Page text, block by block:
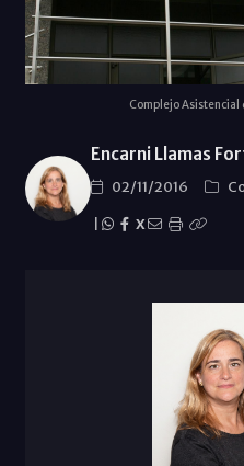
Complejo
Encarni Llamas
02/11/2016
X